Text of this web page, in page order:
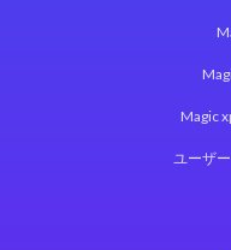
Magic
ユーザ